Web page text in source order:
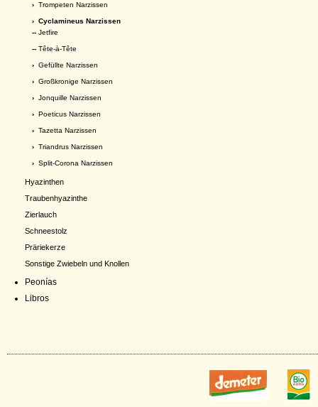
› Trompeten Narzissen
› Cyclamineus Narzissen
-- Jetfire
-- Tête-à-Tête
› Gefüllte Narzissen
› Großkronige Narzissen
› Jonquille Narzissen
› Poeticus Narzissen
› Tazetta Narzissen
› Triandrus Narzissen
› Split-Corona Narzissen
Hyazinthen
Traubenhyazinthe
Zierlauch
Schneestolz
Präriekerze
Sonstige Zwiebeln und Knollen
Peonías
Libros